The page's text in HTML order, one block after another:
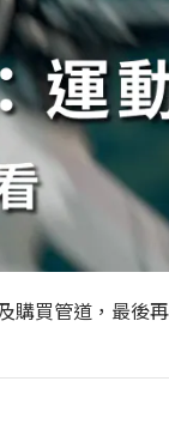
買管道，最後